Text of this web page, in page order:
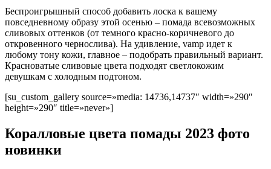
Беспроигрышный способ добавить лоска к вашему
повседневному образу этой осенью – помада всевозможных
сливовых оттенков (от темного красно-коричневого до
откровенного чернослива). На удивление, vamp идет к
любому тону кожи, главное – подобрать правильный вариант.
Красноватые сливовые цвета подходят светлокожим
девушкам с холодным подтоном.
[su_custom_gallery source=»media: 14736,14737″ width=»290″
height=»290″ title=»never»]
Коралловые цвета помады 2023 фото
новинки